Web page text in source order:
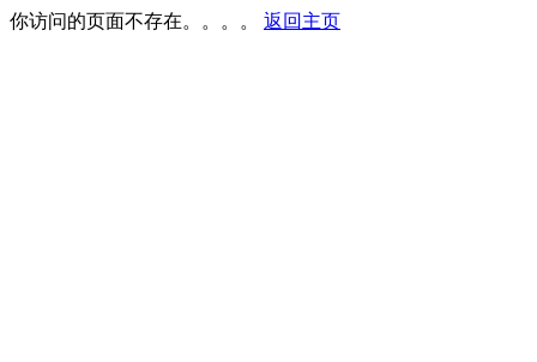
你访问的页面不存在。。。。 返回主页